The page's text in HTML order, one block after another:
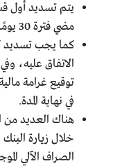
يتم تسديد أول
مضي فترة 30 يومًا من تاريخ الحصول على القرض.
كما يجب تسديد
الاتفاق عليه،
توقيع غرامة
في نهاية المدة.
هناك العديد من
خلال زيارة
الصراف الآلي